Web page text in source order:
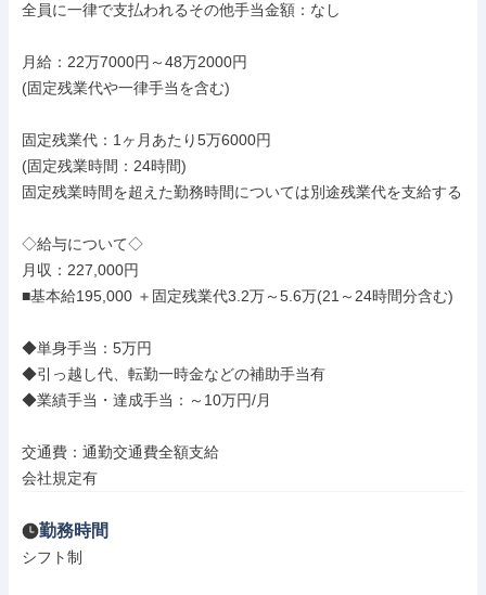
全員に一律で支払われるその他手当金額：なし
月給：22万7000円～48万2000円
(固定残業代や一律手当を含む)
固定残業代：1ヶ月あたり5万6000円
(固定残業時間：24時間)
固定残業時間を超えた勤務時間については別途残業代を支給する
◇給与について◇
月収：227,000円
■基本給195,000 ＋固定残業代3.2万～5.6万(21～24時間分含む)
◆単身手当：5万円
◆引っ越し代、転勤一時金などの補助手当有
◆業績手当・達成手当：～10万円/月
交通費：通勤交通費全額支給
会社規定有
勤務時間
シフト制